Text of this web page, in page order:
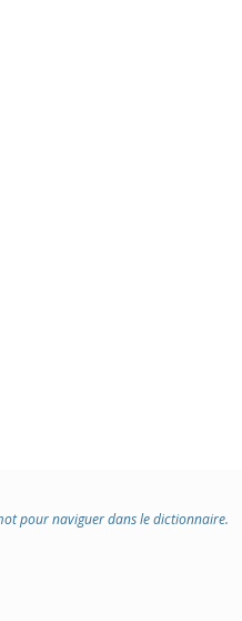
pour naviguer dans le dictionnaire.